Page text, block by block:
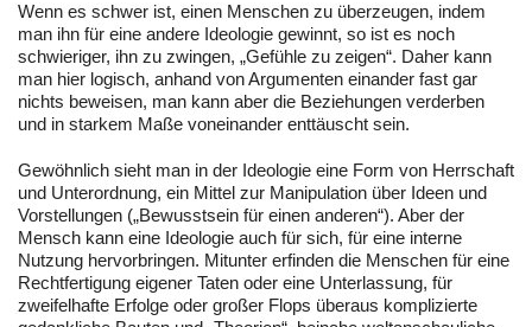
Wenn es schwer ist, einen Menschen zu überzeugen, indem
man ihn für eine andere Ideologie gewinnt, so ist es noch
schwieriger, ihn zu zwingen, „Gefühle zu zeigen“. Daher kann
man hier logisch, anhand von Argumenten einander fast gar
nichts beweisen, man kann aber die Beziehungen verderben
und in starkem Maße voneinander enttäuscht sein.
Gewöhnlich sieht man in der Ideologie eine Form von Herrschaft
und Unterordnung, ein Mittel zur Manipulation über Ideen und
Vorstellungen („Bewusstsein für einen anderen“). Aber der
Mensch kann eine Ideologie auch für sich, für eine interne
Nutzung hervorbringen. Mitunter erfinden die Menschen für eine
Rechtfertigung eigener Taten oder eine Unterlassung, für
zweifelhafte Erfolge oder großer Flops überaus komplizierte